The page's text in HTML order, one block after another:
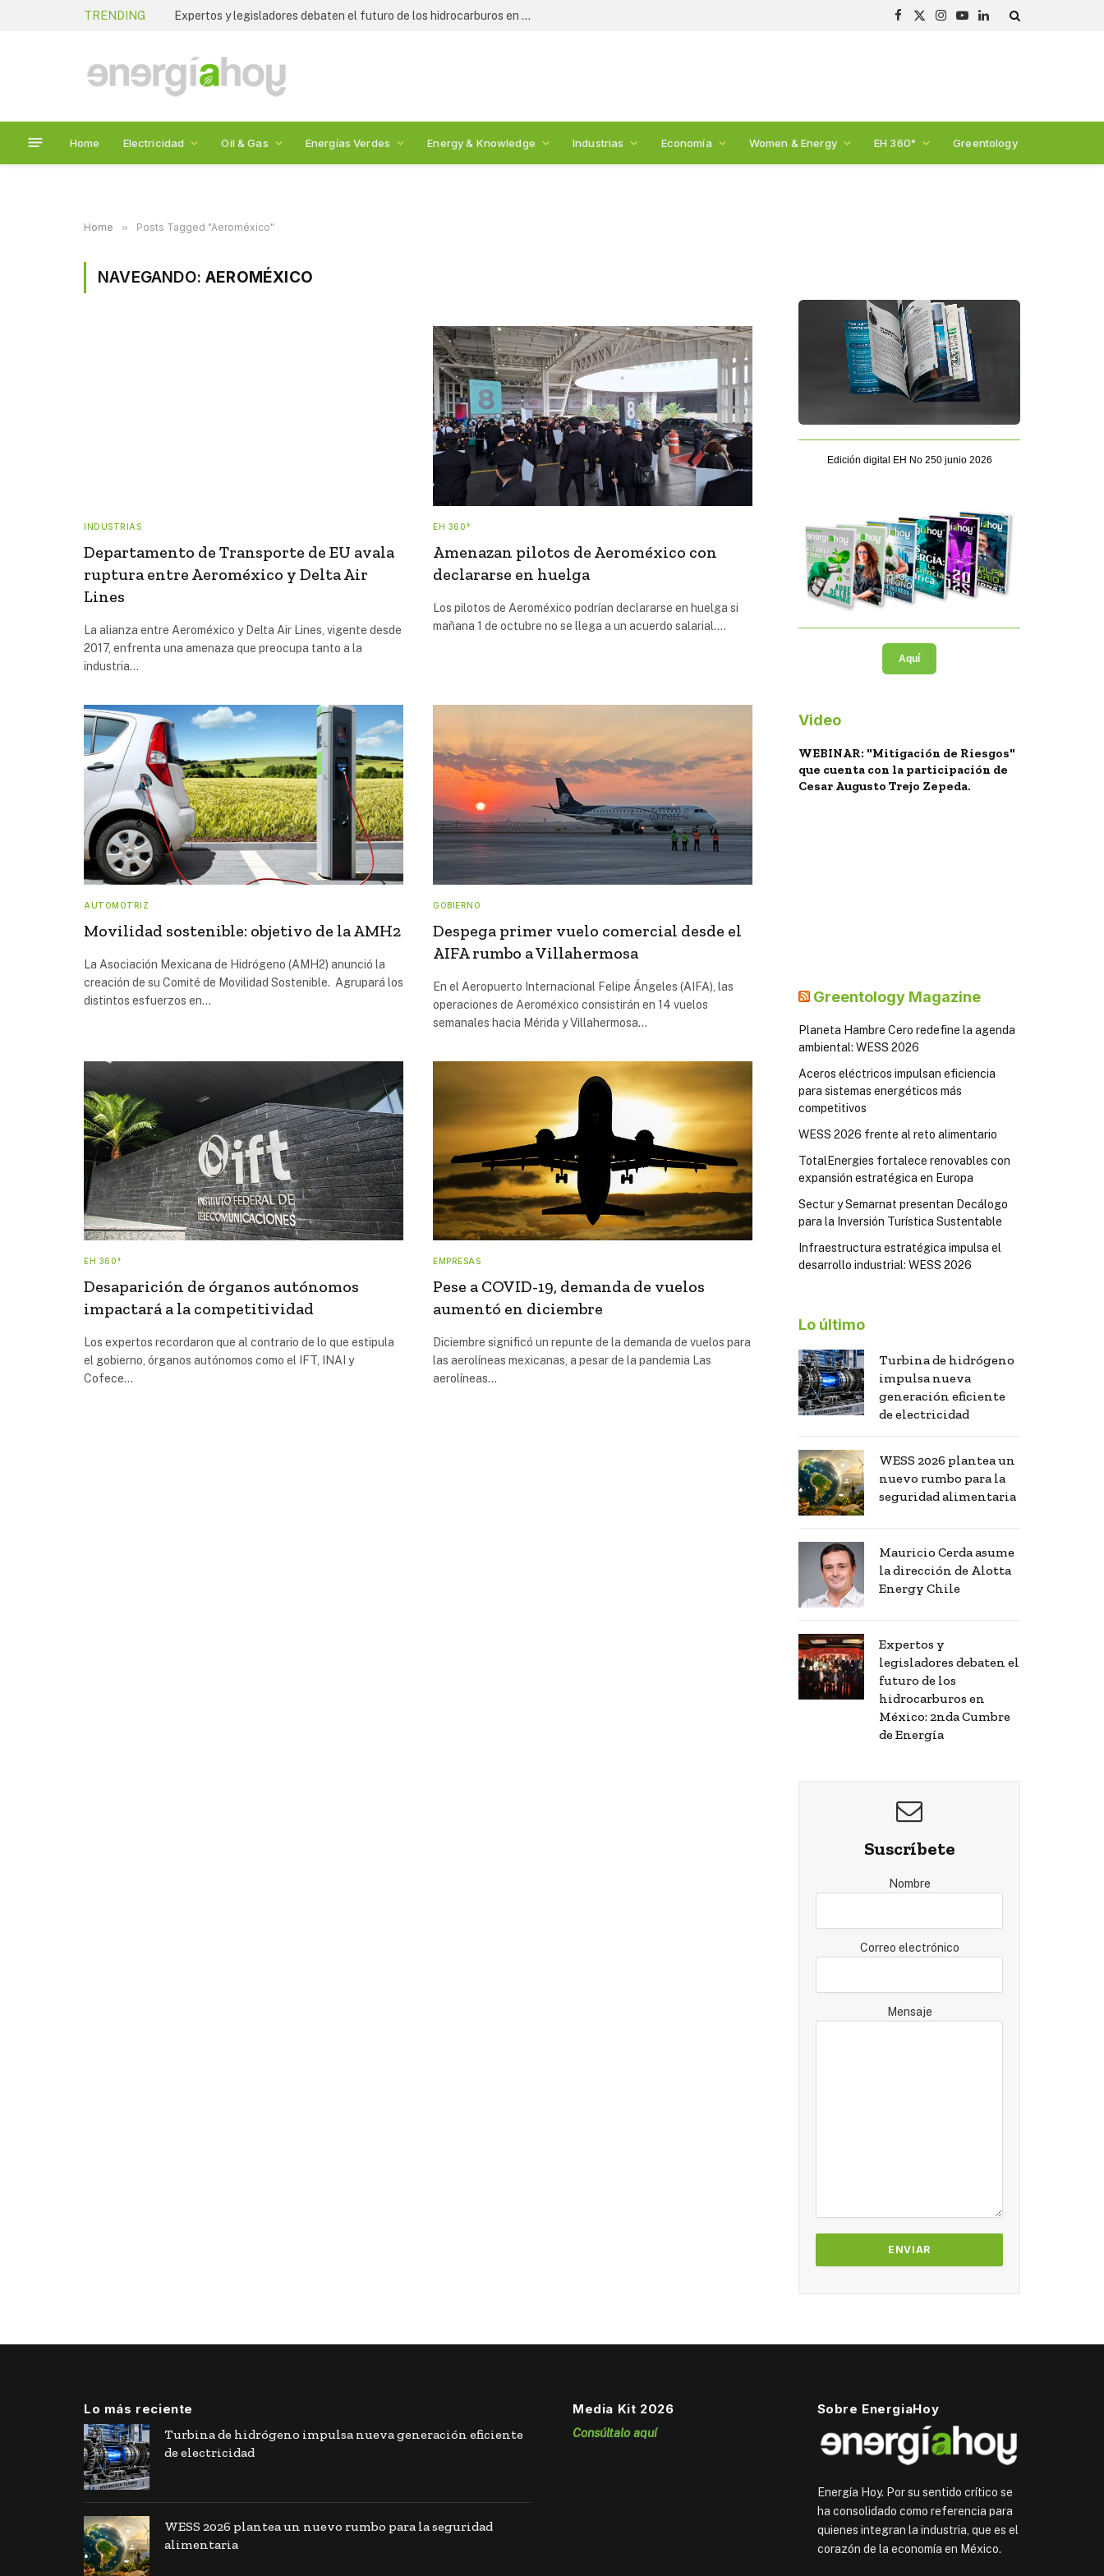
TRENDING
Facebook
X
Instagram
YouTubeLinkedIn
Home Electricidad Oil & Gas Energías Verdes Energy & Knowledge Industrias Economía Women & Energy EH 360° Greentology
Home » Posts Tagged "Aeroméxico"
NAVEGANDO:AEROMÉXICO
INDUSTRIAS
Departamento de Transporte de EU avala
ruptura entre Aeroméxico y Delta Air
Lines
La alianza entre Aeroméxico y Delta Air Lines, vigente desde
2017, enfrenta una amenaza que preocupa tanto a la
industria…
EH 360°
Amenazan pilotos de Aeroméxico con
declararse en huelga
Los pilotos de Aeroméxico podrían declararse en huelga si
mañana 1 de octubre no se llega a un acuerdo salarial.…
AUTOMOTRIZ
Movilidad sostenible: objetivo de la AMH2
La Asociación Mexicana de Hidrógeno (AMH2) anunció la
creación de su Comité de Movilidad Sostenible. Agrupará los
distintos esfuerzos en…
GOBIERNO
Despega primer vuelo comercial desde el
AIFA rumbo a Villahermosa
En el Aeropuerto Internacional Felipe Ángeles (AIFA), las
operaciones de Aeroméxico consistirán en 14 vuelos
semanales hacia Mérida y Villahermosa…
EH 360°
Desaparición de órganos autónomos
impactará a la competitividad
Los expertos recordaron que al contrario de lo que estipula
el gobierno, órganos autónomos como el IFT, INAI y
Cofece…
EMPRESAS
Pese a COVID-19, demanda de vuelos
aumentó en diciembre
Diciembre significó un repunte de la demanda de vuelos para
las aerolíneas mexicanas, a pesar de la pandemia Las
aerolíneas…
Edición digital EH No 250 junio 2026
Aquí
Video
WEBINAR: "Mitigación de Riesgos"
que cuenta con la participación de
Cesar Augusto Trejo Zepeda.
Greentology Magazine
Planeta Hambre Cero redefine la agenda
ambiental: WESS 2026
Aceros eléctricos impulsan eficiencia
para sistemas energéticos más
competitivos
WESS 2026 frente al reto alimentario
TotalEnergies fortalece renovables con
expansión estratégica en Europa
Sectur y Semarnat presentan Decálogo
para la Inversión Turística Sustentable
Infraestructura estratégica impulsa el
desarrollo industrial: WESS 2026
Lo último
Turbina de hidrógeno
impulsa nueva
generación eficiente
de electricidad
WESS 2026 plantea un
nuevo rumbo para la
seguridad alimentaria
Mauricio Cerda asume
la dirección de Alotta
Energy Chile
Expertos y
legisladores debaten el
futuro de los
hidrocarburos en
México: 2nda Cumbre
de Energía
Suscríbete
Nombre
Correo electrónico
Mensaje
Lo más reciente
Turbina de hidrógeno impulsa nueva generación eficiente
de electricidad
WESS 2026 plantea un nuevo rumbo para la seguridad
alimentaria
Media Kit 2026
Consúltalo aquí
Sobre EnergiaHoy
Energía Hoy. Por su sentido crítico se
ha consolidado como referencia para
quienes integran la industria, que es el
corazón de la economía en México.